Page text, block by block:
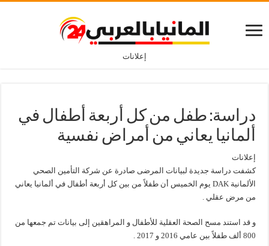
إعلانات
دراسة: طفل من كل أربعة أطفال في
ألمانيا يعاني من أمراض نفسية
إعلانات
كشفت دراسة جديدة لبيانات المرضى صادرة عن شركة التأمين الصحي
الألمانية DAK يوم الخميس أن طفلاً من بين كل أربعة أطفال في ألمانيا يعاني
من مرض عقلي .
و قد استند مسح الصحة العقلية للأطفال و المراهقين إلى بيانات تم جمعها من
800 ألف طفلاً بين عامي 2016 و 2017 .